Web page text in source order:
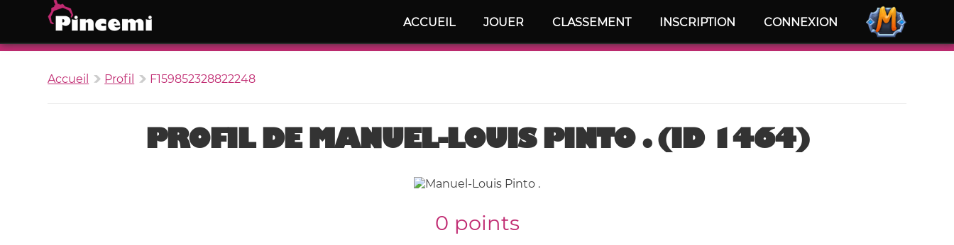
ACCUEIL JOUER CLASSEMENT INSCRIPTION CONNEXION
Accueil Profil F159852328822248
PROFIL DE MANUEL-LOUIS PINTO . (ID 1464)
0 points